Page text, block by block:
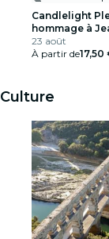
Candlelight
hommage à
Goldman
23 août
À partir de17,50
Culture